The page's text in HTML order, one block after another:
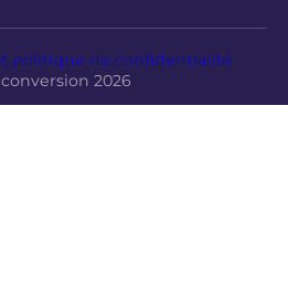
politique de confidentialité
2026